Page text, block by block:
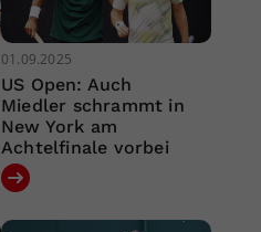
01.09.2025
US Open: Auch
Miedler schrammt in
New York am
Achtelfinale vorbei